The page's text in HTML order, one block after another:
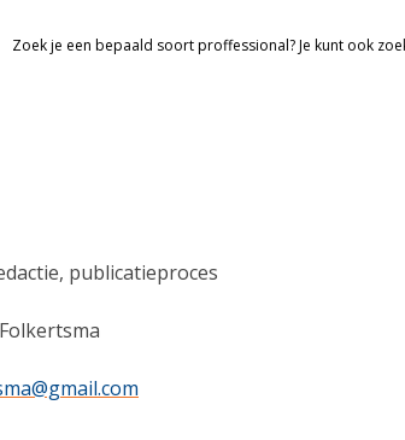
Zoek je een bepaald soort proffessional? Je kunt ook
publicatieproces